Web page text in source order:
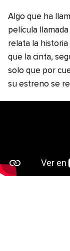
Algo que ha
película llamada
relata la historia
que la cinta,
solo que por
su estreno se